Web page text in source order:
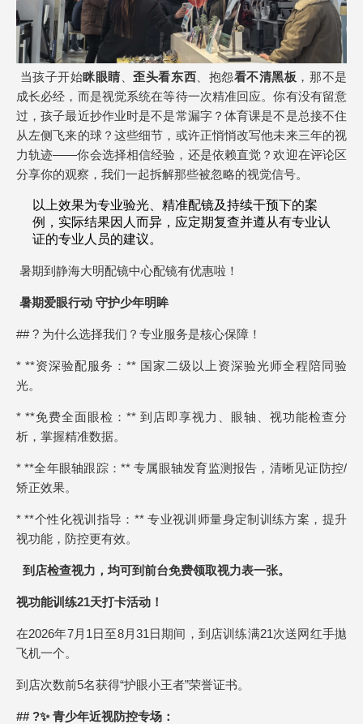
当孩子开始眯眼睛 、歪头看东西 、抱怨看不清黑板 ，那不是
成长必经，而是视觉系统在等待一次精准回应。你有没有留意
过，孩子最近抄作业时是不是常漏字？体育课是不是总接不住
从左侧飞来的球？这些细节，或许正悄悄改写他未来三年的视
力轨迹——你会选择相信经验，还是依赖直觉？欢迎在评论区
分享你的观察，我们一起拆解那些被忽略的视觉信号。
以上效果为专业验光、精准配镜及持续干预下的案
例，实际结果因人而异，应定期复查并遵从有专业认
证的专业人员的建议。
暑期到静海大明配镜中心配镜有优惠啦！
暑期爱眼行动 守护少年明眸
## ? 为什么选择我们？专业服务是核心保障！
* **资深验配服务：** 国家二级以上资深验光师全程陪同验
光。
* **免费全面眼检：** 到店即享视力、眼轴、视功能检查分
析，掌握精准数据。
* **全年眼轴跟踪：** 专属眼轴发育监测报告，清晰见证防控/
矫正效果。
* **个性化视训指导：** 专业视训师量身定制训练方案，提升
视功能，防控更有效。
到店检查视力，均可到前台免费领取视力表一张。
视功能训练21天打卡活动！
在2026年7月1日至8月31日期间，到店训练满21次送网红手拋
飞机一个。
到店次数前5名获得“护眼小王者”荣誉证书。
## ?✨ 青少年近视防控专场：